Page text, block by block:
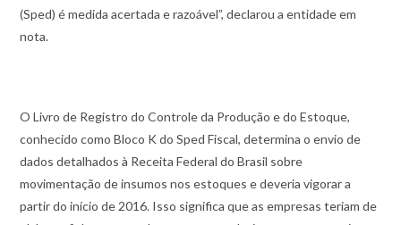
(Sped) é medida acertada e razoável”, declarou a entidade em
nota.
O Livro de Registro do Controle da Produção e do Estoque,
conhecido como Bloco K do Sped Fiscal, determina o envio de
dados detalhados à Receita Federal do Brasil sobre
movimentação de insumos nos estoques e deveria vigorar a
partir do início de 2016. Isso significa que as empresas teriam de